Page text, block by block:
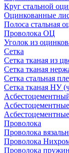
Круг стальной
Оцинкованные
Полоса стальная
Проволока ОЦ
Уголок из
Сетка
Сетка тканая из
Сетка тканая
Сетка стальная
Сетка тканая НУ
Проволока
Проволока
Проволока
Проволока